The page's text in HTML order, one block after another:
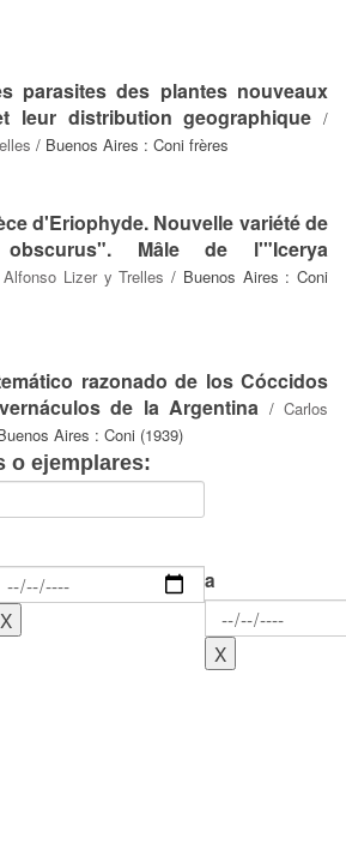
parasites des plantes nouveaux
leur distribution geographique /
/ Buenos Aires : Coni frères
d'Eriophyde. Nouvelle variété de
obscurus". Mâle de l'"Icerya
Lizer y Trelles / Buenos Aires : Coni
razonado de los Cóccidos
de la Argentina /Carlos
Aires : Coni (1939)
o ejemplares:
a